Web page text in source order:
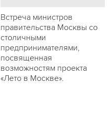
Встреча министров
правительства Москвы со
столичными
предпринимателями,
посвященная
возможностям проекта
«Лето в Москве».